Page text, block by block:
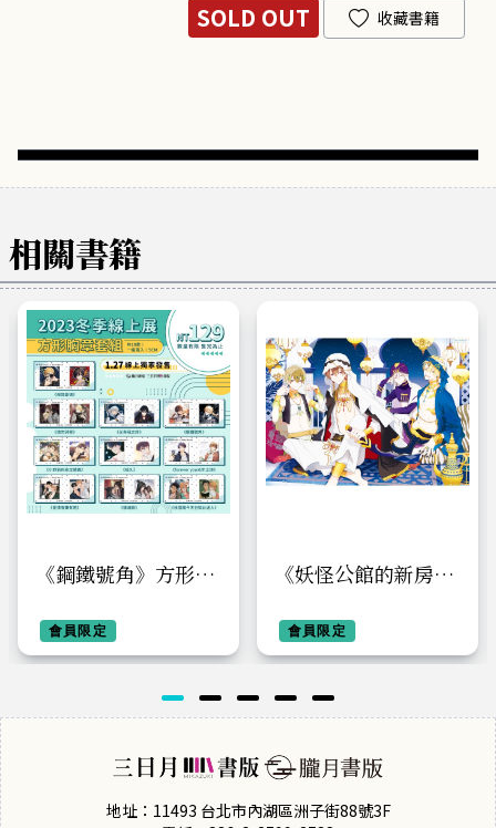
SOLD OUT 收藏書籍
相關書籍
《鋼鐵號角》方形胸
會員限定
《妖怪公館的新房
【Exotic】
會員限定
地址：11493 台北市內湖區洲子街88號3F